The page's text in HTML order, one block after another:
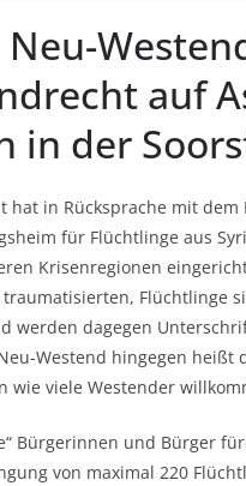
Neu-
auf
in der
hat in Rücksprache mit dem
für Flüchtlinge aus
Krisenregionen
Flüchtlinge
werden dagegen
Westend hingegen heißt
wie viele Westender
Bürgerinnen und Bürger
von maximal 220